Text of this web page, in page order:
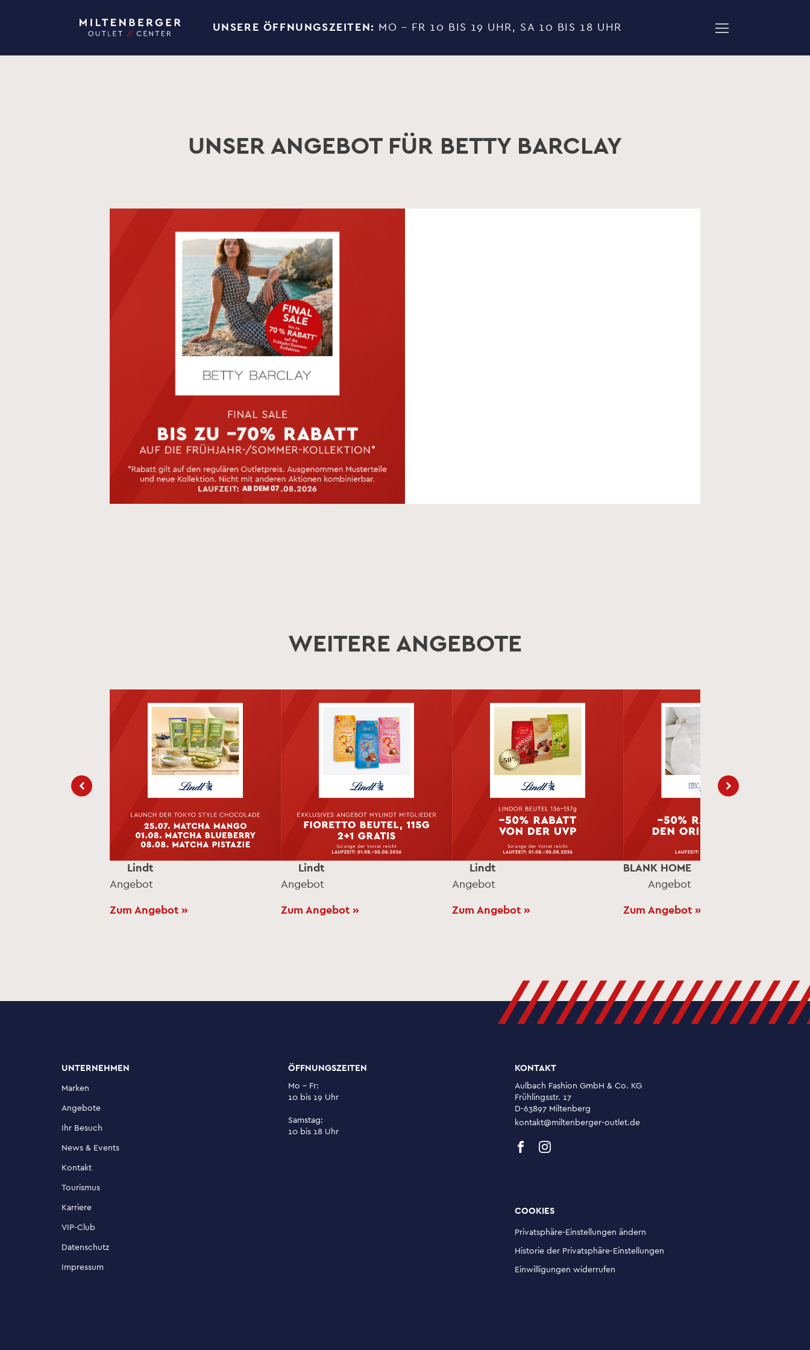
UNSERE ÖFFNUNGSZEITEN: MO – FR 10 BIS 19 UHR, SA 10 BIS 18 UHR
UNSER ANGEBOT FÜR BETTY BARCLAY
WEITERE ANGEBOTE
Lindt
Angebot
Zum Angebot »
Lindt
Angebot
Zum Angebot »
Lindt
Angebot
Zum Angebot »
BLANK HOME
Angebot
Zum Angebot »
UNTERNEHMEN
Marken
Angebote
Ihr Besuch
News & Events
Kontakt
Tourismus
Karriere
VIP-Club
Datenschutz
Impressum
ÖFFNUNGSZEITEN
Mo - Fr:
10 bis 19 Uhr
Samstag:
10 bis 18 Uhr
KONTAKT
Aulbach Fashion GmbH & Co. KG
Frühlingsstr. 17
D-63897 Miltenberg
kontakt@miltenberger-outlet.de
COOKIES
Privatsphäre-Einstellungen ändern
Historie der Privatsphäre-Einstellungen
Einwilligungen widerrufen